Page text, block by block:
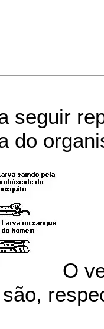
seguir
do
O